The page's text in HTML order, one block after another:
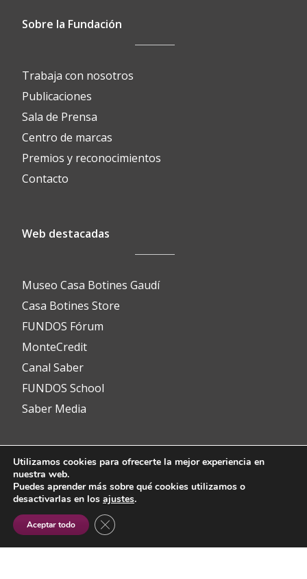
Sobre la Fundación
Trabaja con nosotros
Publicaciones
Sala de Prensa
Centro de marcas
Premios y reconocimientos
Contacto
Web destacadas
Museo Casa Botines Gaudí
Casa Botines Store
FUNDOS Fórum
MonteCredit
Canal Saber
FUNDOS School
Saber Media
Contacto
info@fundos.es
Avenida del Padre Isla, 8
24002 León (España)
Utilizamos cookies para ofrecerte la mejor experiencia en
nuestra web.
Puedes aprender más sobre qué cookies utilizamos o
desactivarlas en los ajustes.
Aceptar todo CERRAR EL BANNER DE COOKIES